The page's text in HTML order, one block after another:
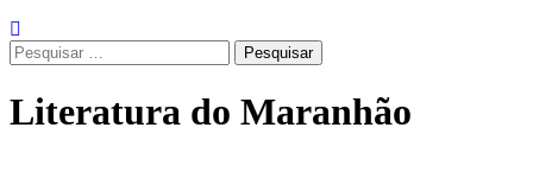
Pesquisar
por:
Literatura do Maranhão